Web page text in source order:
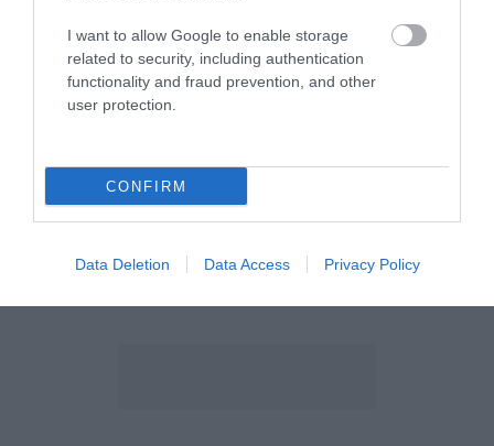
I want to allow Google to enable storage
related to security, including authentication
functionality and fraud prevention, and other
user protection.
CONFIRM
Data Deletion Data Access Privacy Policy